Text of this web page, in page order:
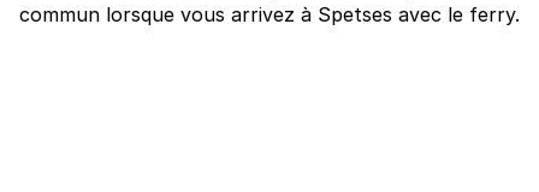
commun lorsque vous arrivez à Spetses avec le ferry.